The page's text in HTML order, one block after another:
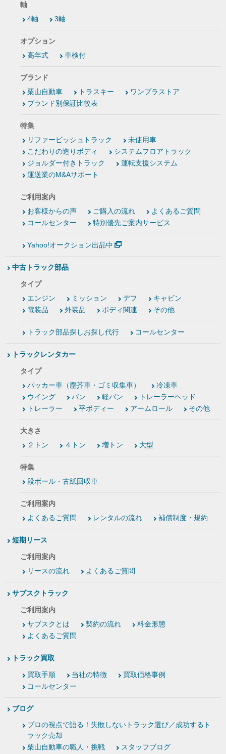
軸
4軸
3軸
オプション
高年式
車検付
ブランド
栗山自動車
トラスキー
ワンプラストア
ブランド別保証比較表
特集
リファービッシュトラック
未使用車
こだわりの造りボディ
システムフロアトラック
ジョルダー付きトラック
運転支援システム
運送業のM&Aサポート
ご利用案内
お客様からの声
ご購入の流れ
よくあるご質問
コールセンター
特別優先ご案内サービス
Yahoo!オークション出品中
中古トラック部品
タイプ
エンジン
ミッション デフ
キャビン
電装品
外装品 ボディ関連 その他
トラック部品探しお探し代行 コールセンター
トラックレンタカー
タイプ
パッカー車（塵芥車・ゴミ収集車）
冷凍車
ウイング
バン 軽バン
トレーラーヘッド
トレーラー
平ボディー アームロール その他
大きさ
２トン
４トン 増トン 大型
特集
段ボール・古紙回収車
ご利用案内
よくあるご質問
レンタルの流れ 補償制度・規約
短期リース
ご利用案内
リースの流れ
よくあるご質問
サブスクトラック
ご利用案内
サブスクとは
契約の流れ
料金形態
よくあるご質問
トラック買取
買取手順 当社の特徴
買取価格事例
コールセンター
ブログ
プロの視点で語る！失敗しないトラック選び／成功するト
ラック売却
栗山自動車の職人・挑戦
スタッフブログ